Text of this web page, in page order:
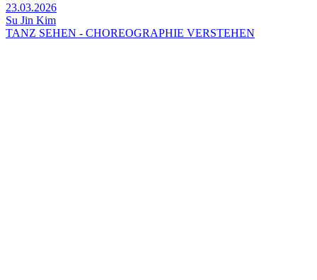
23.03.2026
Su Jin Kim
TANZ SEHEN - CHOREOGRAPHIE VERSTEHEN